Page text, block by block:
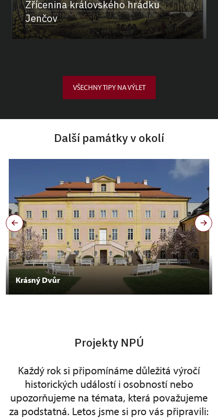
Zřícenina královského hrádku
Jenčov
VŠECHNY TIPY NA VÝLET
Další památky v okolí
Krásný Dvůr
Projekty NPÚ
Každý rok si připomínáme důležitá výročí
historických událostí i osobností nebo
upozorňujeme na témata, která považujeme
za podstatná. Letos jsme si pro vás připravili: